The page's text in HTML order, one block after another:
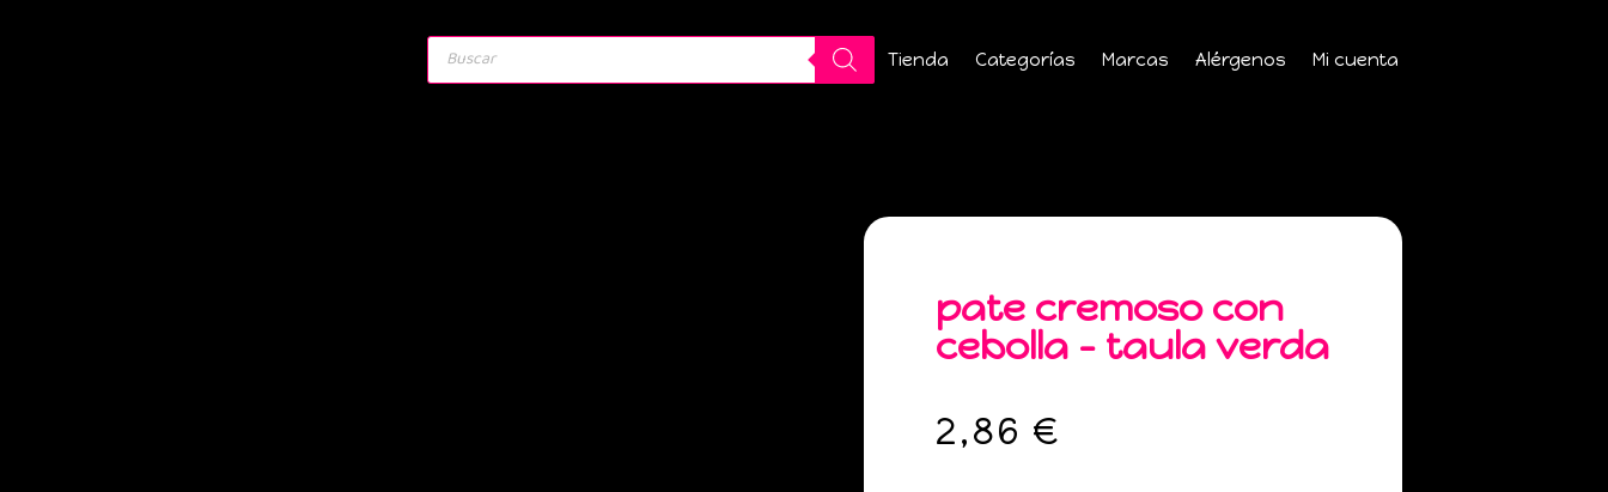
Tienda Categorías Marcas Alérgenos Mi cuenta
pate cremoso con
cebolla – taula verda
2,86 €